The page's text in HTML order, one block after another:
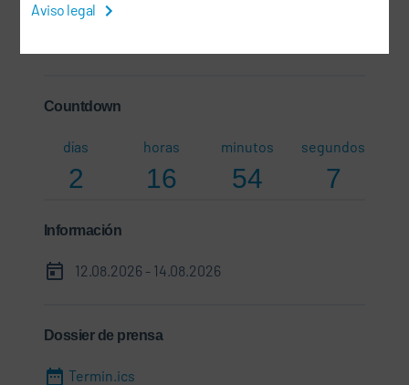
Aviso legal
Countdown
días
2
horas
16
minutos
54
segundos
6
Información
12.08.2026 - 14.08.2026
Dossier de prensa
Termin.ics